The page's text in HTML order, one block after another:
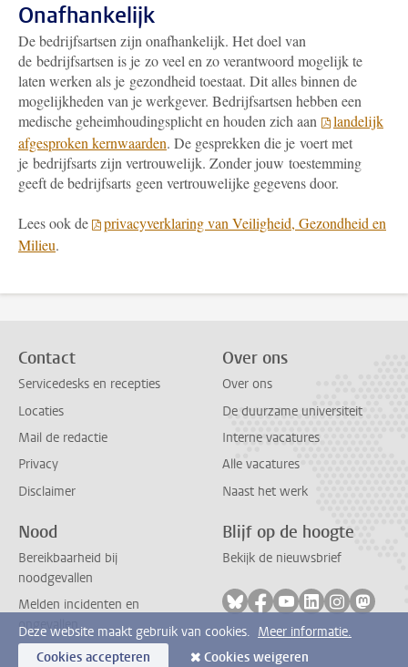
Onafhankelijk
De bedrijfsartsen zijn onafhankelijk. Het doel van
de bedrijfsartsen is je zo veel en zo verantwoord mogelijk te
laten werken als je gezondheid toestaat. Dit alles binnen de
mogelijkheden van je werkgever. Bedrijfsartsen hebben een
medische geheimhoudingsplicht en houden zich aan
landelijk
afgesproken kernwaarden. De gesprekken die je voert met
je bedrijfsarts zijn vertrouwelijk. Zonder jouw toestemming
geeft de bedrijfsarts geen vertrouwelijke gegevens door.
Lees ook de
privacyverklaring van Veiligheid, Gezondheid en
Milieu.
Contact
Servicedesks en recepties
Locaties
Mail de redactie
Privacy
Disclaimer
Over ons
Over ons
De duurzame universiteit
Interne vacatures
Alle vacatures
Naast het werk
Nood
Bereikbaarheid bij
noodgevallen
Melden incidenten en
ongevallen
Blijf op de hoogte
Bekijk de nieuwsbrief
Volg ons op bluesky
Volg ons op facebook
Volg ons op
Volg ons op
Volg ons
Volg
Deze website maakt gebruik van cookies. Meer informatie.
Cookies accepteren
Cookies weigeren